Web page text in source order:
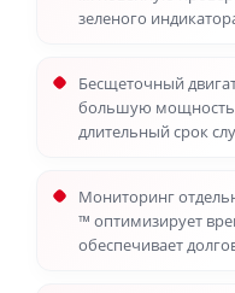
зеленого
Бесщеточный
большую
длительный срок
Мониторинг
™ оптимизирует
обеспечивает